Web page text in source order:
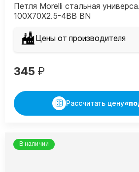
Петля Morelli стальная
100X70X2.5-4BB BN
Цены от производителя
345 ₽
Рассчитать цену
В наличии